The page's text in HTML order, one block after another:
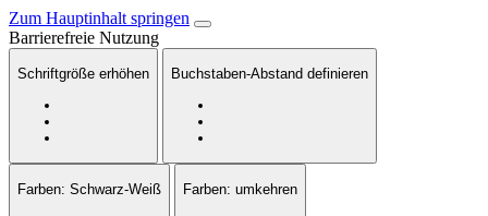
Zum Hauptinhalt springen
Barrierefreie Nutzung
Schriftgröße erhöhen Buchstaben-Abstand definieren
Farben: Schwarz-Weiß Farben: umkehren